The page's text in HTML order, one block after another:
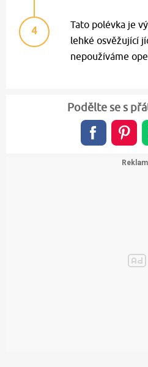
4
Tato polévka je
lehké osvěžující
nepoužíváme
Podělte se s